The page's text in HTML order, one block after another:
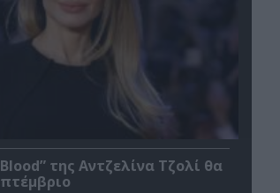
της Αντζελίνα Τζολί θα